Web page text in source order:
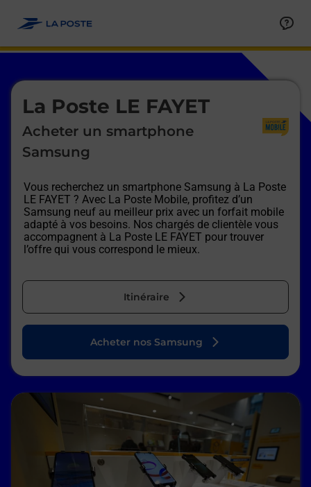
La Poste LE FAYET
Acheter un smartphone
Samsung
Vous recherchez un smartphone Samsung à La Poste
LE FAYET ? Avec La Poste Mobile, profitez d’un
Samsung neuf au meilleur prix avec un forfait mobile
adapté à vos besoins. Nos chargés de clientèle vous
accompagnent à La Poste LE FAYET pour trouver
l’offre qui vous correspond le mieux.
Itinéraire
Le lien s'ouvre dans un nouvel onglet
Acheter nos Samsung